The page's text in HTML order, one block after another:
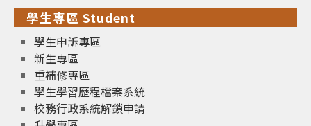
學生專區 Student
學生申訴專區
新生專區
重補修專區
學生學習歷程檔案系統
校務行政系統解鎖申請